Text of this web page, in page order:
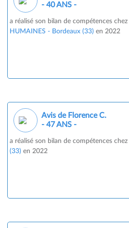
- 40 ANS -
a réalisé son bilan de compétences chez
HUMAINES - Bordeaux (33) en 2022
Avis de Florence C.
- 47 ANS -
a réalisé son bilan de compétences chez
(33) en 2022